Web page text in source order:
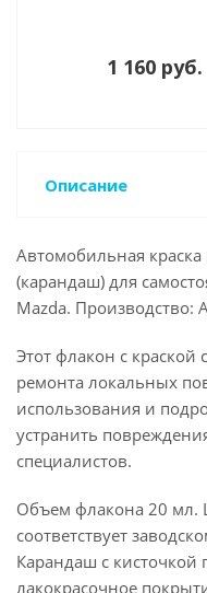
1 160 руб.
Описание
Автомобильная
(карандаш) для
Mazda. Производство:
Этот флакон с краской
ремонта локальных
использования и
устранить
специалистов.
Объем флакона 20 мл.
соответствует
Карандаш с кисточкой
лакокрасочное